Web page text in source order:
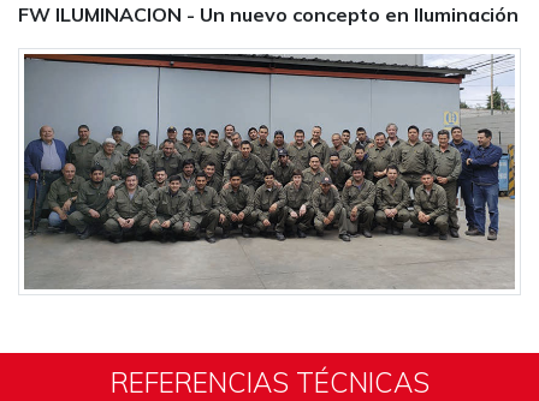
FW ILUMINACION - Un nuevo concepto en Iluminación
REFERENCIAS TÉCNICAS